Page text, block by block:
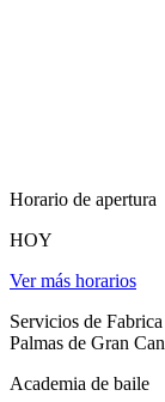
Horario de apertura
HOY
Ver más horarios
Servicios de
Palmas de Gran
Academia de baile